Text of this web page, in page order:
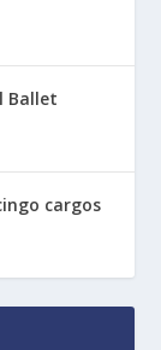
Ballet
cargos